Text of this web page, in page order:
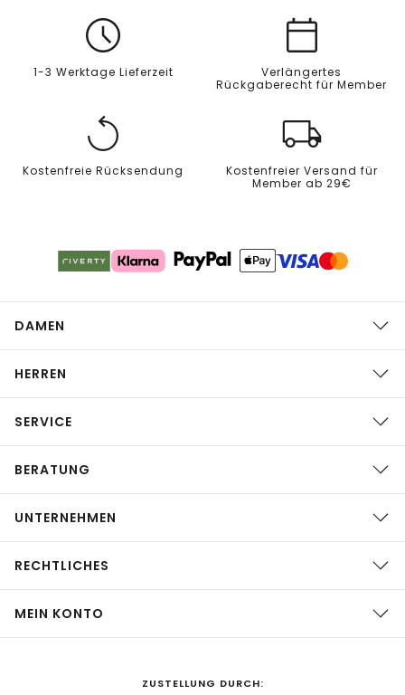
1-3 Werktage Lieferzeit
Verlängertes
Rückgaberecht für Member
Kostenfreie Rücksendung
Kostenfreier Versand für
Member ab 29€
DAMEN
HERREN
SERVICE
BERATUNG
UNTERNEHMEN
RECHTLICHES
MEIN KONTO
ZUSTELLUNG DURCH: